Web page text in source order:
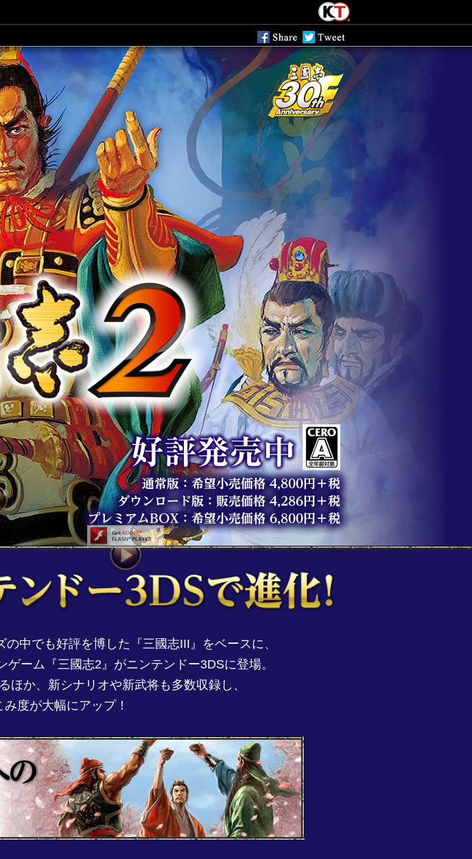
中でも好評を博した『三國志III』をベースに、
ーム『三國志2』がニンテンドー3DSに登場。
か、新シナリオや新武将も多数収録し、
度が大幅にアップ！